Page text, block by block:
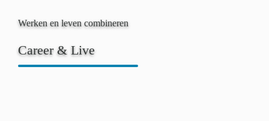
Werken en leven combineren
Career & Live